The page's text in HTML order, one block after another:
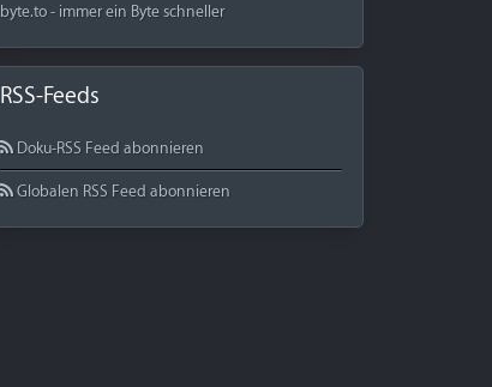
byte.to - immer ein Byte schneller
RSS-Feeds
Doku-RSS Feed abonnieren
Globalen RSS Feed abonnieren